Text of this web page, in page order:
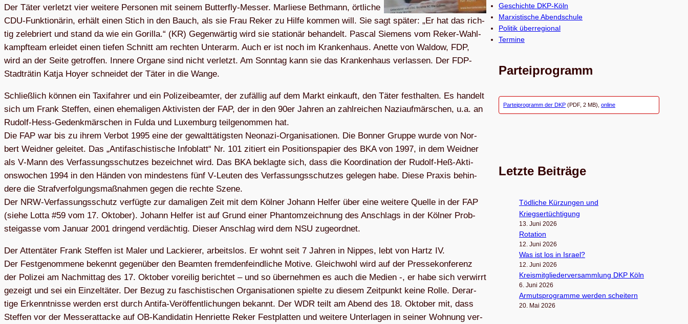
Der Täter ver­letzt vier wei­tere Per­so­nen mit sei­nem But­ter­fly-Mes­ser. Mar­liese Beth­mann, ört­li­che
CDU-Funk­tio­nä­rin, erhält einen Stich in den Bauch, als sie Frau Reker zu Hilfe kom­men will. Sie sagt spä­ter: „Er hat das rich­
tig zele­briert und stand da wie ein Gorilla.“ (KR) Gegen­wär­tig wird sie sta­tio­när behan­delt. Pas­cal Sie­mens vom Reker-Wahl­
kampf­team erlei­det einen tie­fen Schnitt am rech­ten Unter­arm. Auch er ist noch im Kran­ken­haus. Anette von Wal­dow, FDP,
wird an der Seite getrof­fen. Innere Organe sind nicht ver­letzt. Am Sonn­tag kann sie das Kran­ken­haus ver­las­sen. Der FDP-
Stadt­rä­tin Katja Hoyer schnei­det der Täter in die Wange.
Schließ­lich kön­nen ein Taxi­fah­rer und ein Poli­zei­be­am­ter, der zufäl­lig auf dem Markt ein­kauft, den Täter fest­hal­ten. Es han­delt
sich um Frank Stef­fen, einen ehe­ma­li­gen Akti­vis­ten der FAP, der in den 90er Jah­ren an zahl­rei­chen Nazi­auf­mär­schen, u.a. an
Rudolf-Hess-Gedenk­mär­schen in Fulda und Luxem­burg teil­ge­nom­men hat.
Die FAP war bis zu ihrem Ver­bot 1995 eine der gewalt­tä­tigs­ten Neo­nazi-Orga­ni­sa­tio­nen. Die Bon­ner Gruppe wurde von Nor­
bert Weid­ner gelei­tet. Das „Anti­fa­schis­ti­sche Info­blatt“ Nr. 101 zitiert ein Posi­ti­ons­pa­pier des BKA von 1997, in dem Weid­ner
als V‑Mann des Ver­fas­sungs­schut­zes bezeich­net wird. Das BKA beklagte sich, dass die Koor­di­na­tion der Rudolf-Heß-Akti­
ons­wo­chen 1994 in den Hän­den von min­des­tens fünf V‑Leuten des Ver­fas­sungs­schut­zes gele­gen habe. Diese Pra­xis behin­
dere die Straf­ver­fol­gungs­maß­nah­men gegen die rechte Szene.
Der NRW-Ver­fas­sungs­schutz ver­fügte zur dama­li­gen Zeit mit dem Köl­ner Johann Hel­fer über eine wei­tere Quelle in der FAP
(siehe Lotta #59 vom 17. Okto­ber). Johann Hel­fer ist auf Grund einer Phan­tom­zeich­nung des Anschlags in der Köl­ner Prob­
stei­gasse vom Januar 2001 drin­gend ver­däch­tig. Die­ser Anschlag wird dem NSU zugeordnet.
Der Atten­tä­ter Frank Stef­fen ist Maler und Lackie­rer, arbeits­los. Er wohnt seit 7 Jah­ren in Nip­pes, lebt von Hartz IV.
Der Fest­ge­nom­mene bekennt gegen­über den Beam­ten frem­den­feind­li­che Motive. Gleich­wohl wird auf der Pres­se­kon­fe­renz
der Poli­zei am Nach­mit­tag des 17. Okto­ber vor­ei­lig berich­tet – und so über­neh­men es auch die Medien -, er habe sich ver­wirrt
gezeigt und sei ein Ein­zel­tä­ter. Der Bezug zu faschis­ti­schen Orga­ni­sa­tio­nen spielte zu die­sem Zeit­punkt keine Rolle. Der­ar­
tige Erkennt­nisse wer­den erst durch Antifa-Ver­öf­fent­li­chun­gen bekannt. Der WDR teilt am Abend des 18. Okto­ber mit, dass
Stef­fen vor der Mes­ser­at­ta­cke auf OB-Kan­di­da­tin Hen­ri­ette Reker Fest­plat­ten und wei­tere Unter­la­gen in sei­ner Woh­nung ver­
Geschichte DKP-Köln
Marxistische Abendschule
Politik überregional
Termine
Parteiprogramm
Parteiprogramm der DKP (PDF, 2 MB), online
Letzte Beiträge
Töd­li­che Kür­zun­gen und
Kriegsertüchtigung
13. Juni 2026
Rota­tion
12. Juni 2026
Was ist los in Israel?
12. Juni 2026
Kreis­mit­glie­der­ver­samm­lung DKP Köln
6. Juni 2026
Armuts­pro­gramme wer­den scheitern
20. Mai 2026